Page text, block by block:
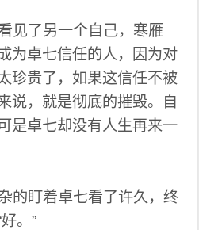
见了另一个自己，寒雁
为卓七信任的人，因为对
珍贵了，如果这信任不被
说，就是彻底的摧毁。自
是卓七却没有人生再来一
的盯着卓七看了许久，终
。”